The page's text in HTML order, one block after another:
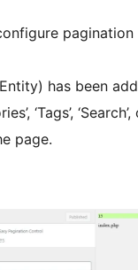
pagination
has been
‘Tags’, ‘Search’,
page.